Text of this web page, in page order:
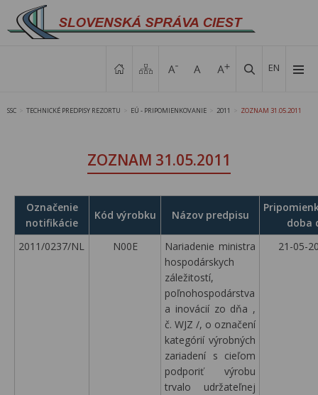
EN
SSC TECHNICKÉ PREDPISY REZORTU EÚ - PRIPOMIENKOVANIE 2011 ZOZNAM 31.05.2011
ZOZNAM 31.05.2011
Označenie
notifikácie
Kód výrobku Názov predpisu
doba
2011/0237/NL
N00E
Nariadenie ministra
hospodárskych
záležitostí,
poľnohospodárstva
a inovácií zo dňa ,
č. WJZ /, o označení
kategórií výrobných
zariadení s cieľom
podporiť výrobu
trvalo udržateľnej
21-05-